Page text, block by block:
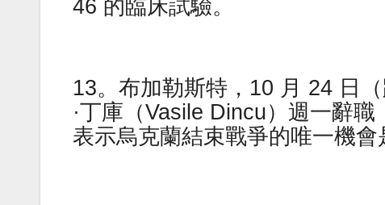
46 的臨床試驗。
13。布加勒斯特，10 月 24 日
·丁庫（Vasile Dincu）週一辭
表示烏克蘭結束戰爭的唯一機會